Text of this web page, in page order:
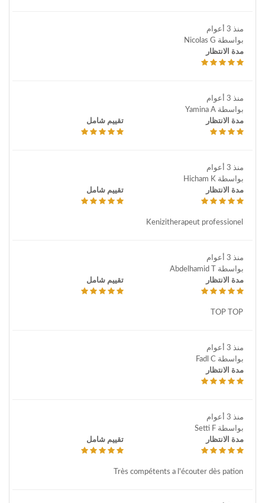
منذ 3 أعوام
بواسطة Nicolas G
مدة الانتظار
منذ 3 أعوام
بواسطة Yamina A
مدة الانتظار
تقييم شامل
منذ 3 أعوام
بواسطة Hicham K
مدة الانتظار
تقييم شامل
Kenizitherapeut professionel
منذ 3 أعوام
بواسطة Abdelhamid T
مدة الانتظار
تقييم شامل
TOP TOP
منذ 3 أعوام
بواسطة Fadl C
مدة الانتظار
منذ 3 أعوام
بواسطة Setti F
مدة الانتظار
تقييم شامل
Très compétents a l'écouter dès pation